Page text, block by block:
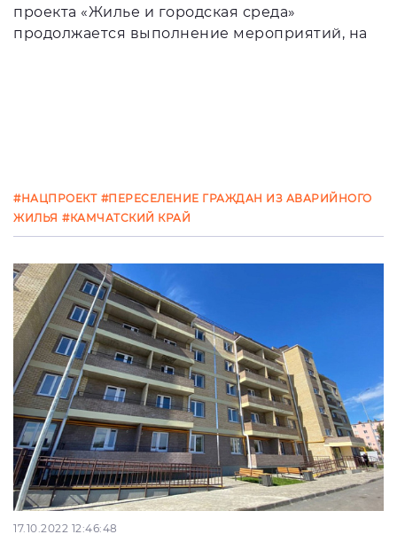
проекта «Жилье и городская среда»
продолжается выполнение мероприятий, на
#НАЦПРОЕКТ #ПЕРЕСЕЛЕНИЕ ГРАЖДАН ИЗ АВАРИЙНОГО
ЖИЛЬЯ #КАМЧАТСКИЙ КРАЙ
17.10.2022 12:46:48